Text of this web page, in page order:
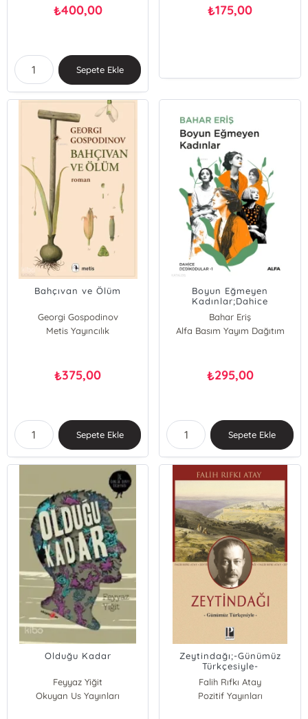
₺400,00
Sepete Ekle
₺175,00
Bahçıvan ve Ölüm
Georgi Gospodinov
Metis Yayıncılık
₺375,00
Sepete Ekle
Boyun Eğmeyen
Kadınlar;Dahice
Dedikodular - 1
Bahar Eriş
Alfa Basım Yayım Dağıtım
₺295,00
Sepete Ekle
Olduğu Kadar
Feyyaz Yiğit
Okuyan Us Yayınları
Zeytindağı;-Günümüz
Türkçesiyle-
Falih Rıfkı Atay
Pozitif Yayınları